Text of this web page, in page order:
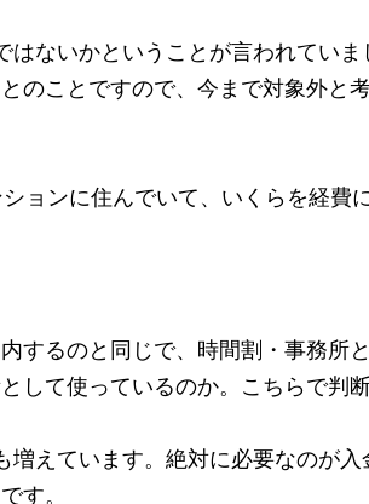
ないかということが言われてい
のことですので、今まで対象外と
ョンに住んでいて、いくらを経費
するのと同じで、時間割・事務所
して使っているのか。こちらで判
えています。絶対に必要なのが
す。